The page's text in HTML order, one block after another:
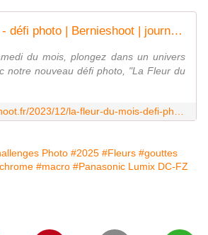
La fleur du mois - défi photo | Bernieshoot | journal web
du mois, plongez dans un univers
notre nouveau défi photo, "La Fleur du
https://www.bernieshoot.fr/2023/12/la-fleur-du-mois-defi-photo.html
Photo #2025 #Fleurs #gouttes
#macro #Panasonic Lumix DC-FZ